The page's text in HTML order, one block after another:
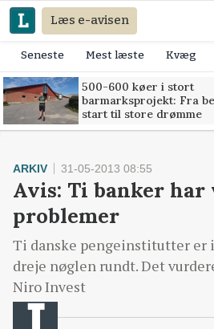
Læs e-avisen
Seneste Mest læste Kvæg
500-600 køer i stort
barmarksprojekt: Fra
start til store drømme
ARKIV 31-05-2013 08:55
Avis: Ti banker har
problemer
Ti danske pengeinstitutter er
dreje nøglen rundt. Det
Niro Invest